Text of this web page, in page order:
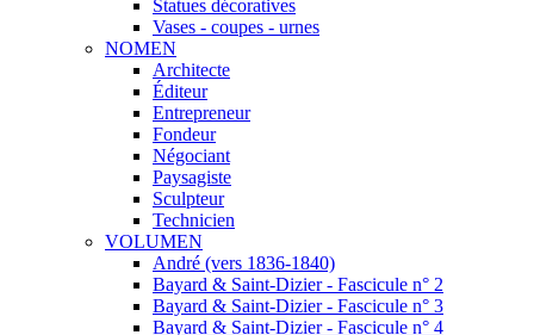
Statues décoratives
Vases - coupes - urnes
NOMEN
Architecte
Éditeur
Entrepreneur
Fondeur
Négociant
Paysagiste
Sculpteur
Technicien
VOLUMEN
André (vers 1836-1840)
Bayard & Saint-Dizier - Fascicule n° 2
Bayard & Saint-Dizier - Fascicule n° 3
Bayard & Saint-Dizier - Fascicule n° 4